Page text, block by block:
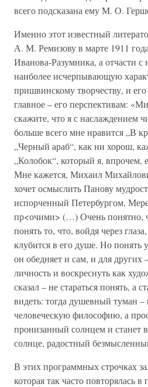
всего подсказана ему М. О.
Именно этот известный
А. М. Ремизову в марте 1911
Иванова-Разумника, а отчасти
наиболее исчерпывающую
пришвинскому творчеству, и
главное – его перспективам:
скажите, что я с наслаждением
больше всего мне нравится „В
„Черный араб“, как ни хорош,
„Колобок“, который я,
Мне кажется, Михаил
хочет осмыслить Панову
испорченный Петербургом,
пр<очими> (…) Очень понятно,
понять то, что, войдя через
клубится в его душе. Но понять
он обедняет и сам, и для других
личность и воскреснуть как
сказал – не стараться понять, а
видеть: тогда душевный туман
человеческую философию, а
пронизанный солнцем и станет
солнце, радостный
В этих программных строчках
которая так часто повторялась